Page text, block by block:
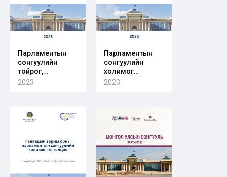
Парламентын
сонгуулийн
тойрог,
мандатын тоог
Парламентын
орнуудын
туршлага
2023
Парламентын
сонгуулийн
холимог
тогтолцооны
хуулийн
2023